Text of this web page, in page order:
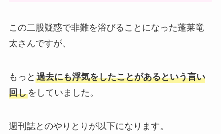
この二股疑惑で非難を浴びることになった蓬莱竜
太さんですが、
もっと 過去にも浮気をしたことがあるという言い
回しをしていました。
週刊誌とのやりとりが以下になります。